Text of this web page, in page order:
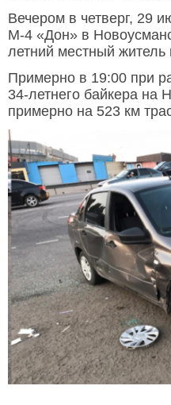
Вечером в четверг, 29
М-4 «Дон» в
летний местный житель
Примерно в 19:00 при
34-летнего байкера на
примерно на 523 км